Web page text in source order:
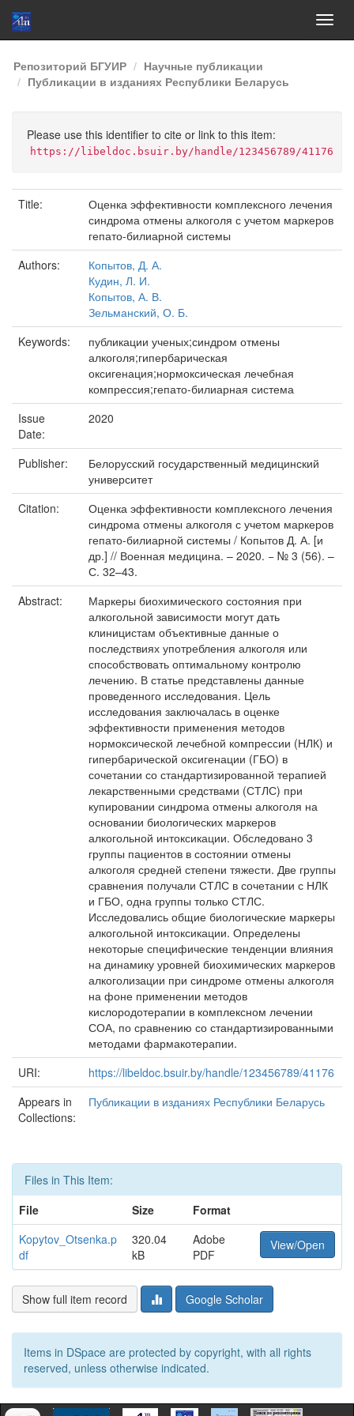
Skip
navigation
Репозиторий БГУИР
Научные публикации
Публикации в изданиях Республики Беларусь
Please use this identifier to cite or link to this item:
https://libeldoc.bsuir.by/handle/123456789/41176
Title:
Оценка эффективности комплексного лечения
синдрома отмены алкоголя с учетом маркеров
гепато-билиарной системы
Authors:
Копытов, Д. А.
Кудин, Л. И.
Копытов, А. В.
Зельманский, О. Б.
Keywords:
публикации ученых;синдром отмены
алкоголя;гипербарическая
оксигенация;нормоксическая лечебная
компрессия;гепато-билиарная система
Issue
Date:
2020
Publisher:
Белорусский государственный медицинский
университет
Citation:
Оценка эффективности комплексного лечения
синдрома отмены алкоголя с учетом маркеров
гепато-билиарной системы / Копытов Д. А. [и
др.] // Военная медицина. – 2020. − № 3 (56). –
С. 32–43.
Abstract:
Маркеры биохимического состояния при
алкогольной зависимости могут дать
клиницистам объективные данные о
последствиях употребления алкоголя или
способствовать оптимальному контролю
лечению. В статье представлены данные
проведенного исследования. Цель
исследования заключалась в оценке
эффективности применения методов
нормоксической лечебной компрессии (НЛК) и
гипербарической оксигенации (ГБО) в
сочетании со стандартизированной терапией
лекарственными средствами (СТЛС) при
купировании синдрома отмены алкоголя на
основании биологических маркеров
алкогольной интоксикации. Обследовано 3
группы пациентов в состоянии отмены
алкоголя средней степени тяжести. Две группы
сравнения получали СТЛС в сочетании с НЛК
и ГБО, одна группы только СТЛС.
Исследовались общие биологические маркеры
алкогольной интоксикации. Определены
некоторые специфические тенденции влияния
на динамику уровней биохимических маркеров
алкоголизации при синдроме отмены алкоголя
на фоне применении методов
кислородотерапии в комплексном лечении
СОА, по сравнению со стандартизированными
методами фармакотерапии.
URI:
https://libeldoc.bsuir.by/handle/123456789/41176
Appears in
Collections:
Публикации в изданиях Республики Беларусь
Files in This Item:
File
Size
Format
Kopytov_Otsenka.p
df
320.04
kB
Adobe
PDF
View/Open
Show full item record Google Scholar
Items in DSpace are protected by copyright, with all rights
reserved, unless otherwise indicated.